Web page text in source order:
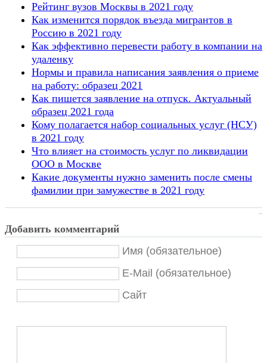
Рейтинг вузов Москвы в 2021 году
Как изменится порядок въезда мигрантов в
Россию в 2021 году
Как эффективно перевести работу в компании на
удаленку
Нормы и правила написания заявления о приеме
на работу: образец 2021
Как пишется заявление на отпуск. Актуальный
образец 2021 года
Кому полагается набор социальных услуг (НСУ)
в 2021 году
Что влияет на стоимость услуг по ликвидации
ООО в Москве
Какие документы нужно заменить после смены
фамилии при замужестве в 2021 году
Добавить комментарий
Имя (обязательное)
E-Mail (обязательное)
Сайт